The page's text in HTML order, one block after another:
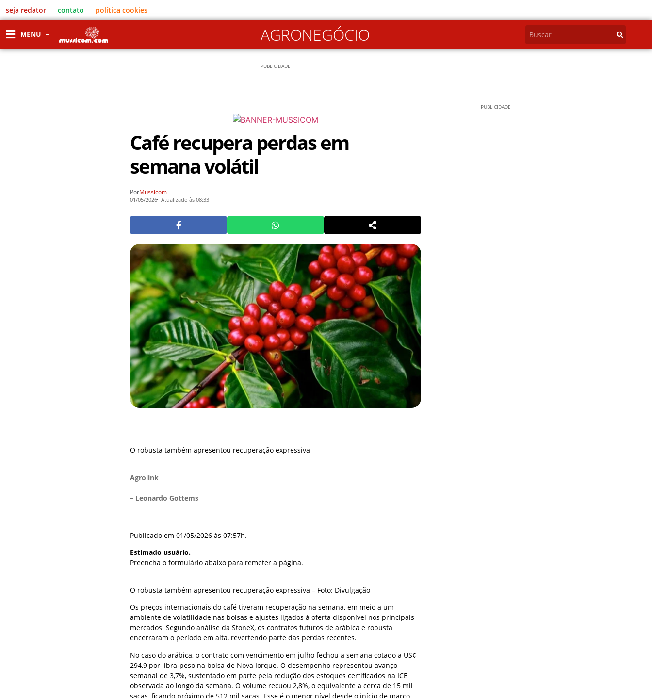
seja redator contato política cookies
MENU AGRONEGÓCIO
PUBLICIDADE
Café recupera perdas em
semana volátil
PorMussicom
01/05/2026 Atualizado às 08:33
O robusta também apresentou recuperação expressiva
Agrolink
– Leonardo Gottems
Publicado em 01/05/2026 às 07:57h.
Estimado usuário.
Preencha o formulário abaixo para remeter a página.
O robusta também apresentou recuperação expressiva – Foto: Divulgação
Os preços internacionais do café tiveram recuperação na semana, em meio a um
ambiente de volatilidade nas bolsas e ajustes ligados à oferta disponível nos principais
mercados. Segundo análise da StoneX, os contratos futuros de arábica e robusta
encerraram o período em alta, revertendo parte das perdas recentes.
No caso do arábica, o contrato com vencimento em julho fechou a semana cotado a US¢
294,9 por libra-peso na bolsa de Nova Iorque. O desempenho representou avanço
semanal de 3,7%, sustentado em parte pela redução dos estoques certificados na ICE
observada ao longo da semana. O volume recuou 2,8%, o equivalente a cerca de 15 mil
sacas, ficando próximo de 512 mil sacas. Esse é o menor nível desde o início de março,
PUBLICIDADE